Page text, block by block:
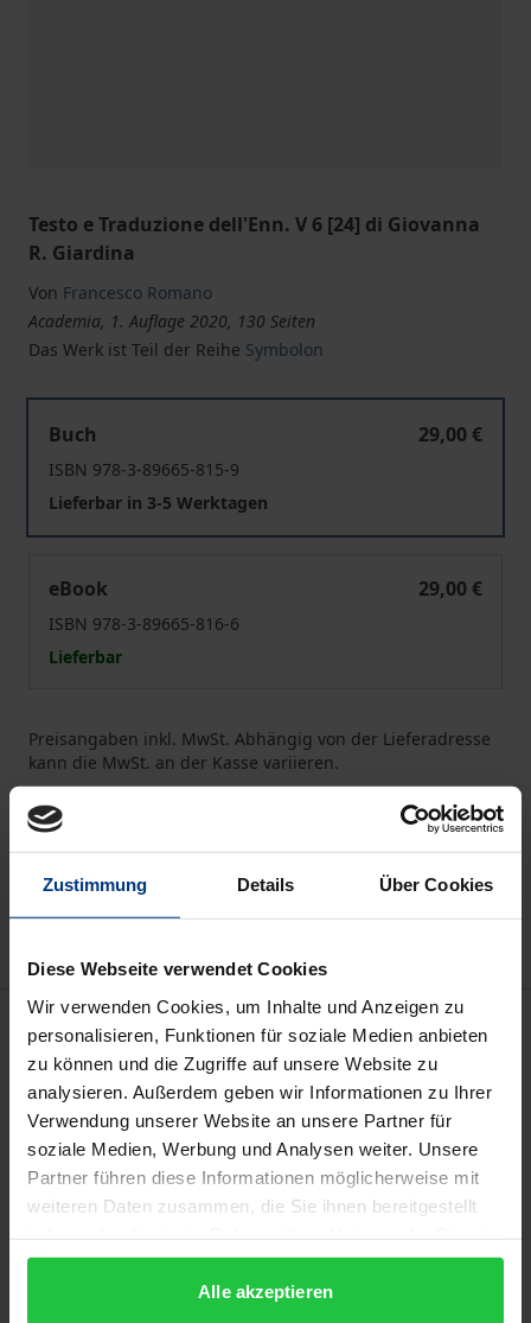
Zustimmung Details Über Cookies
Diese Webseite verwendet Cookies
Wir verwenden Cookies, um Inhalte und Anzeigen zu
personalisieren, Funktionen für soziale Medien anbieten
zu können und die Zugriffe auf unsere Website zu
analysieren. Außerdem geben wir Informationen zu Ihrer
Verwendung unserer Website an unsere Partner für
soziale Medien, Werbung und Analysen weiter. Unsere
Partner führen diese Informationen möglicherweise mit
weiteren Daten zusammen, die Sie ihnen bereitgestellt
gesammelt haben.
Alle akzeptieren
Testo e Traduzione dell'Enn. V 6 [24] di Giovanna
R. Giardina
Von Francesco Romano
Academia, 1. Auflage 2020, 130 Seiten
Das Werk ist Teil der Reihe Symbolon
Buch
29,00 €
ISBN 978-3-89665-815-9
Lieferbar in 3-5 Werktagen
eBook
29,00 €
ISBN 978-3-89665-816-6
Lieferbar
Preisangaben inkl. MwSt. Abhängig von der Lieferadresse
kann die MwSt. an der Kasse variieren.
Hinweise zu Versandkosten
Beschreibung
Der Beginn dieses Werkes zu PlotinsEnneaden
umfasst eine umfangreiche Einleitung, welche nicht
nur das Lesen des Primärtextes unterstützt,
sondern auch die methodologischen Grundlagen
Enneaden
vorstellt. Es folgt der griechische Text mit einem
textkritischen Apparat, welcher die Abweichungen